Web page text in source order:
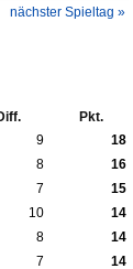
nächster Spieltag »
Pkt.
9
18
8
16
7
15
10
14
8
14
7
14